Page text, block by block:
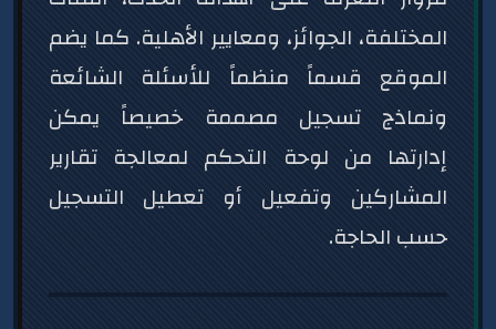
المختلفة، الجوائز، ومعايير الأهلية. كما يضم
الموقع قسماً منظماً للأسئلة الشائعة
ونماذج تسجيل مصممة خصيصاً يمكن
إدارتها من لوحة التحكم لمعالجة تقارير
المشاركين وتفعيل أو تعطيل التسجيل
حسب الحاجة.